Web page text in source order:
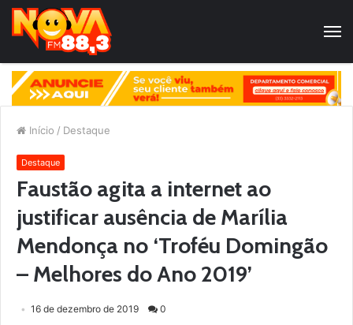
Início / Destaque
Destaque
Faustão agita a internet ao
justificar ausência de Marília
Mendonça no ‘Troféu Domingão
– Melhores do Ano 2019’
16 de dezembro de 2019 0